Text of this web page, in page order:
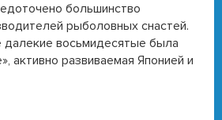
большинство
рыболовных снастей.
далекие восьмидесятые была
активно развиваемая Японией и